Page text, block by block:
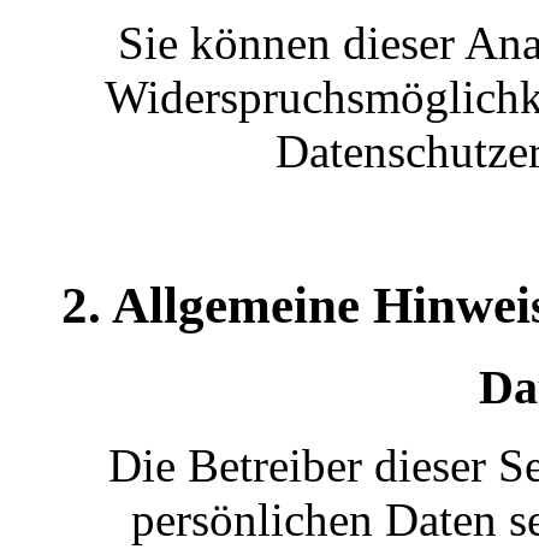
Sie können dieser
2. Allgemeine
Die Betreiber dieser
persönlichen Daten